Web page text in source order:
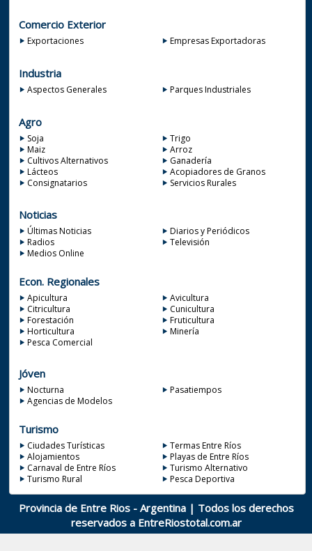
Comercio Exterior
Exportaciones Empresas Exportadoras
Industria
Aspectos Generales Parques Industriales
Agro
Soja
Trigo
Maiz
Arroz
Cultivos Alternativos
Ganadería
Lácteos
Acopiadores de Granos
Consignatarios
Servicios Rurales
Noticias
Últimas Noticias
Diarios y Periódicos
Radios
Televisión
Medios Online
Econ. Regionales
Apicultura
Avicultura
Citricultura
Cunicultura
Forestación
Fruticultura
Horticultura
Minería
Pesca Comercial
Jóven
Nocturna
Pasatiempos
Agencias de Modelos
Turismo
Ciudades Turísticas
Termas Entre Ríos
Alojamientos
Playas de Entre Ríos
Carnaval de Entre Ríos
Turismo Alternativo
Turismo Rural
Pesca Deportiva
Provincia de Entre Rios - Argentina | Todos los derechos
reservados a EntreRiostotal.com.ar